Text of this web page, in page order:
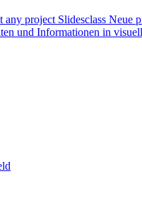
any project Slidesclass Neue
und Informationen in